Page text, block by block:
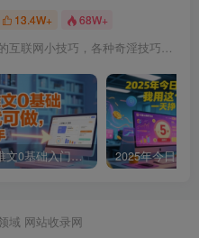
13.4W+ 68W+
分享一些奇奇怪怪的互联网小技巧，各种奇淫技巧都在本站。
小说推文0基础入门教程，0粉就可做，快速上手
域 网站收录网